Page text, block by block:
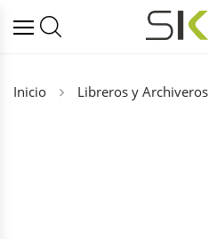
Inicio Libreros y Archiveros